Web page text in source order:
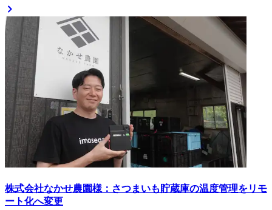
株式会社なかせ農園様：さつまいも貯蔵庫の温度管理をリモ
ート化へ変更